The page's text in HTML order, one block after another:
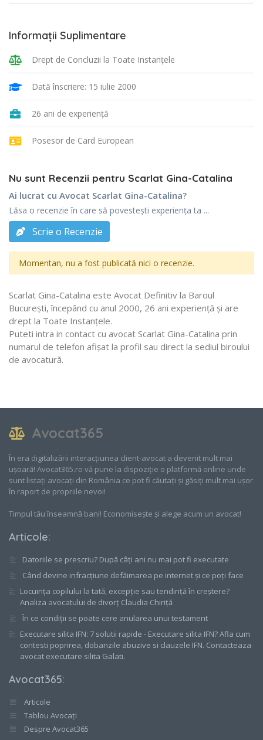
Informații Suplimentare
Drept de Concluzii la Toate Instanţele
Dată înscriere: 15 iulie 2000
26 ani de experiență
Posesor de Card European
Nu sunt Recenzii pentru Scarlat Gina-Catalina
Ai lucrat cu Avocat Scarlat Gina-Catalina?
Lăsa o recenzie în care să povestești experiența ta ...
Scrie o Recenzie
Momentan, nu a fost publicată nici o recenzie.
Scarlat Gina-Catalina este Avocat Definitiv la Baroul
Bucureşti, începând cu anul 2000, 26 ani experiență și are
drept la Toate Instanţele.
Puteti intra in contact cu avocat Scarlat Gina-Catalina prin
numarul de telefon afișat la profil sau direct la sediul biroului
de avocatură.
Avocat365
În era digitalizării interacțiunea client-avocat a devenit mult mai
ușoară! Avocat365.ro vă pune la dispoziție o platformă online unde
sunt listați avocați din România ce pot fi căutați și găsiți mult mai ușor
în raport de propriile nevoi!
Timpul tău înseamnă bani! Economisește și alege acum un avocat!
Articole:
Datoriile se prescriu? După câți ani nu mai pot fi executate
Când devine infracțiune defăimarea pe internet și ce poți face
Locuința copilului la tată, excepție sau tendință în creștere?
Analiza avocatului de divorț Claudia Chiriță
În ce condiții se poate cere anularea unui testament
Executare silita IFN: 7 solutii rapide - Executare silita IFN? Afla cum
contesti poprirea, dobanzile abuzive si clauzele IFN. Contacteaza
avocat executare silita Galati.
Avocat365:
Articole
Tablou Avocați
Despre Avocat365